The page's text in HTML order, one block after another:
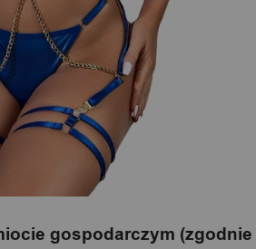
gospodarczym (zgodnie